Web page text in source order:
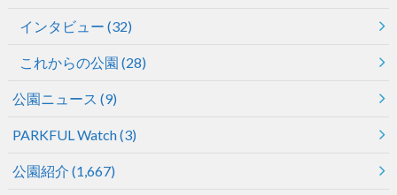
インタビュー (32)
これからの公園 (28)
公園ニュース (9)
PARKFUL Watch(3)
公園紹介 (1,667)